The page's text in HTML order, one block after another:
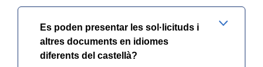
Es poden presentar les sol·licituds i
altres documents en idiomes
diferents del castellà?